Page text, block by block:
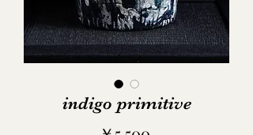
indigo primitive